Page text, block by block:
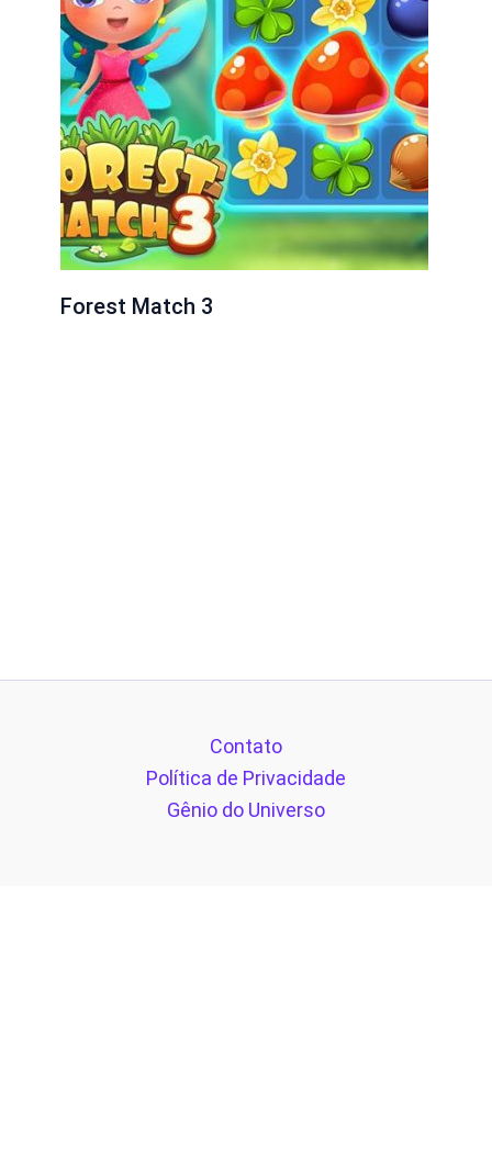
Forest Match 3
Contato
Política de Privacidade
Gênio do Universo